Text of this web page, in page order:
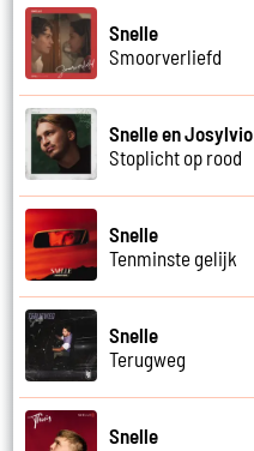
Snelle
Smoorverliefd
Snelle en Josylvio
Stoplicht op rood
Snelle
Tenminste gelijk
Snelle
Terugweg
Snelle